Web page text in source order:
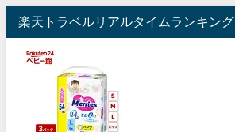
楽天トラベルリアルタイムランキング